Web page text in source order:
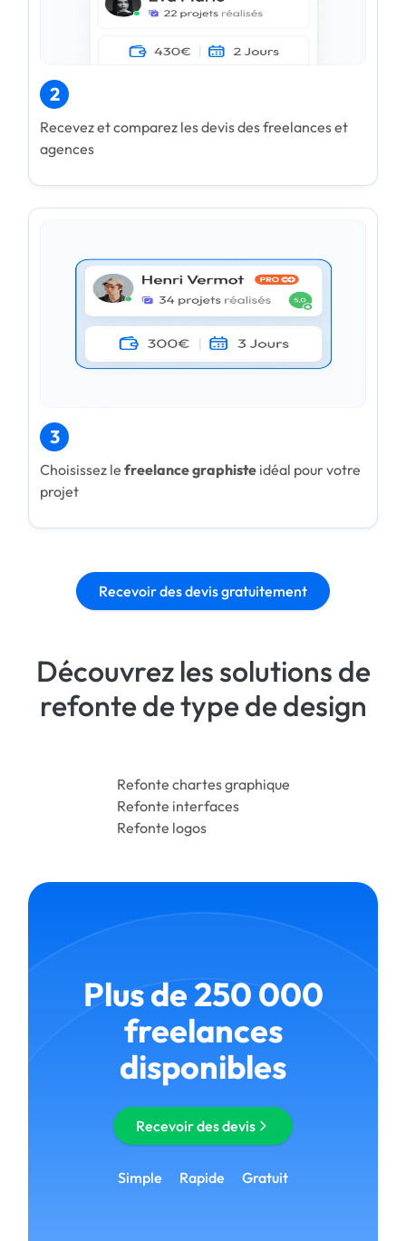
2
Recevez et comparez les devis des freelances et
agences
3
Choisissez le freelance graphiste idéal pour votre
projet
Recevoir des devis gratuitement
Découvrez les solutions de
refonte de type de design
Refonte chartes graphique
Refonte interfaces
Refonte logos
Plus de 250 000
freelances
disponibles
Recevoir des devis
Simple Rapide Gratuit